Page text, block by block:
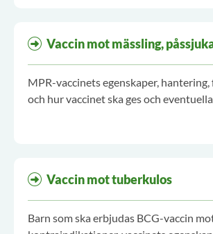
Vaccin mot mässling,
MPR-vaccinets egenskaper,
och hur vaccinet ska ges och
Vaccin mot tuberkulos
Barn som ska erbjudas BCG-vaccin